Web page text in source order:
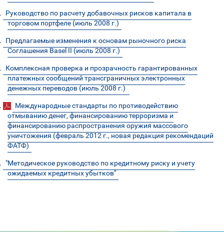
Руководство по расчету добавочных рисков капитала в
торговом портфеле (июль 2008 г.)
Предлагаемые изменения к основам рыночного риска
Соглашения Basel II (июль 2008 г.)
Комплексная проверка и прозрачность гарантированных
платежных сообщений трансграничных электронных
денежных переводов (июль 2008 г.)
Международные стандарты по противодействию
отмыванию денег, финансированию терроризма и
финансированию распространения оружия массового
уничтожения (февраль 2012 г., новая редакция рекомендаций
ФАТФ)
"Методическое руководство по кредитному риску и учету
ожидаемых кредитных убытков"